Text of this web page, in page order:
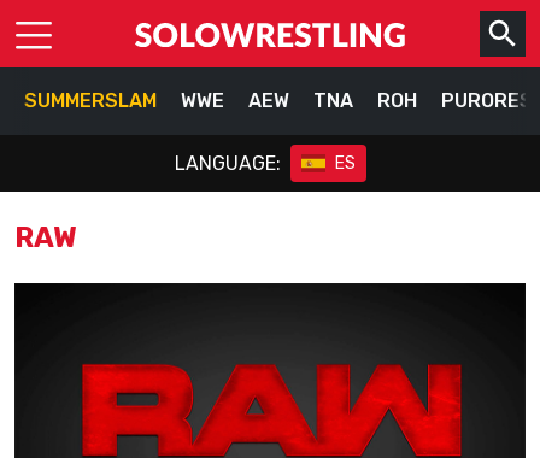
SUMMERSLAM WWE AEW TNA ROH
LANGUAGE: ES
RAW